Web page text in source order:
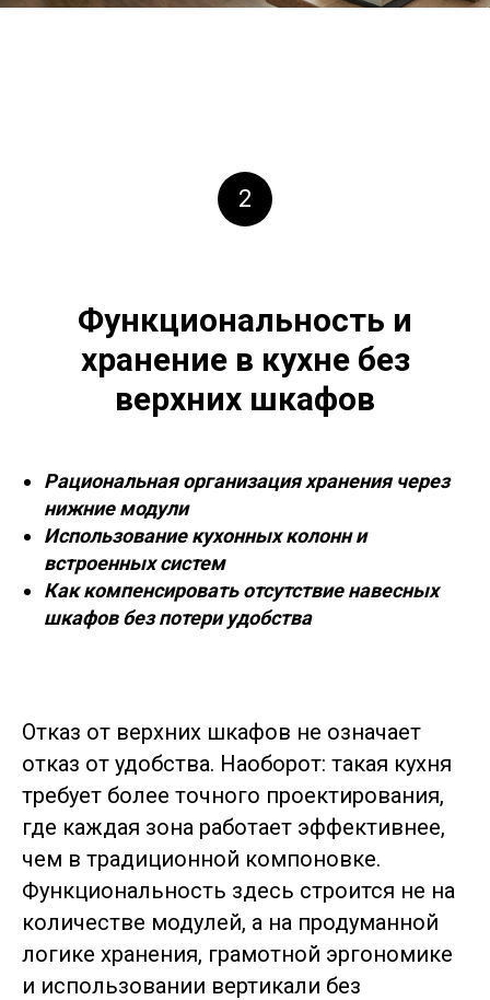
2
Функциональность и
хранение в кухне без
верхних шкафов
Рациональная организация хранения через
нижние модули
Использование кухонных колонн и
встроенных систем
Как компенсировать отсутствие навесных
шкафов без потери удобства
Отказ от верхних шкафов не означает
отказ от удобства. Наоборот: такая кухня
требует более точного проектирования,
где каждая зона работает эффективнее,
чем в традиционной компоновке.
Функциональность здесь строится не на
количестве модулей, а на продуманной
логике хранения, грамотной эргономике
и использовании вертикали без